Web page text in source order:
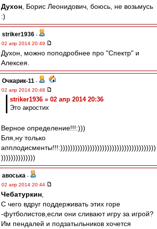
Духон , Борис Леонидович, боюсь, не возьмусь
:)
striker1936 -
02 апр 2014 20:49
Духон, можно поподробнее про "Спектр" и
Алексея.
Очкарик-11 -
02 апр 2014 20:48
striker1936 » 02 апр 2014 20:36
Это акростих
Верное определение!!!:)))
Бля,ну только
апплодисменты!!!:)))))))))))))))))))))))))))))))))))))))
))))))))))))))
авоська -
02 апр 2014 20:44
Чебатуркин
С чего вдруг поддерживать этих горе
-футболистов,если они сливают игру за игрой?
Им пендалей и подзатыльников хочется